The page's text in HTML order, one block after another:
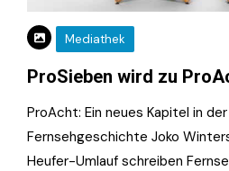
Mediathek
ProSieben wird zu
ProAcht: Ein neues Kapitel in
Fernsehgeschichte Joko
Heufer-Umlauf schreiben